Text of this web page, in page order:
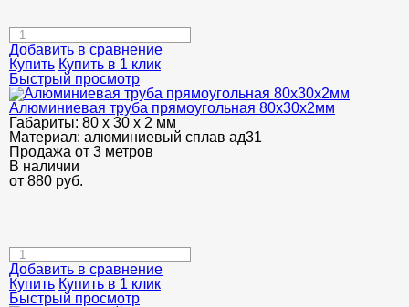
Добавить в сравнение
Купить Купить в 1 клик
Быстрый просмотр
Алюминиевая труба прямоугольная 80х30х2мм
Габариты: 80 х 30 х 2 мм
Материал: алюминиевый сплав ад31
Продажа от 3 метров
В наличии
от 880 руб.
Добавить в сравнение
Купить Купить в 1 клик
Быстрый просмотр